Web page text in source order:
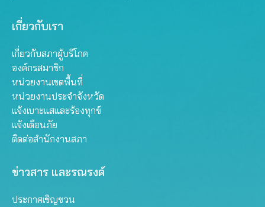
เกี่ยวกับเรา
เกี่ยวกับสภาผู้บริโภค
องค์กรสมาชิก
หน่วยงานเขตพื้นที่
หน่วยงานประจำจังหวัด
แจ้งเบาะแสและร้องทุกข์
แจ้งเตือนภัย
ติดต่อสำนักงานสภา
ข่าวสาร และรณรงค์
ประกาศเชิญชวน